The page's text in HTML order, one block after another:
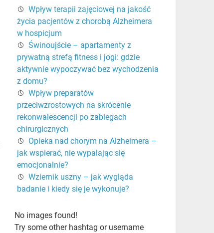
Wpływ terapii zajęciowej na jakość
życia pacjentów z chorobą Alzheimera
w hospicjum
Świnoujście – apartamenty z
prywatną strefą fitness i jogi: gdzie
aktywnie wypoczywać bez wychodzenia
z domu?
Wpływ preparatów
przeciwzrostowych na skrócenie
rekonwalescencji po zabiegach
chirurgicznych
Opieka nad chorym na Alzheimera –
jak wspierać, nie wypalając się
emocjonalnie?
Wziernik uszny – jak wygląda
badanie i kiedy się je wykonuje?
No images found!
Try some other hashtag or username